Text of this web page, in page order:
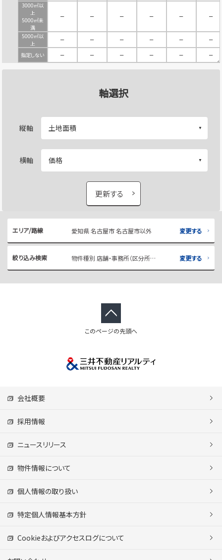
3000㎡以
上
5000㎡未
満
－ － － － － －
5000㎡以
上
－ － － － － －
指定しない － － － － － －
軸選択
縦軸
横軸
更新する
エリア/路線 愛知県 名古屋市 名古屋市以外 変更する
絞り込み検索 物件種別 店舗・事務所（区分所有） 変更する
このページの先頭へ
会社概要
採用情報
ニュースリリース
物件情報について
個人情報の取り扱い
特定個人情報基本方針
Cookieおよびアクセスログについて